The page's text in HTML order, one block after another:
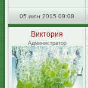
05 июн 2015 09:08
Виктория
Администратор